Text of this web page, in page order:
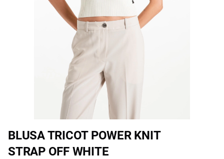
BLUSA TRICOT POWER KNIT
STRAP OFF WHITE